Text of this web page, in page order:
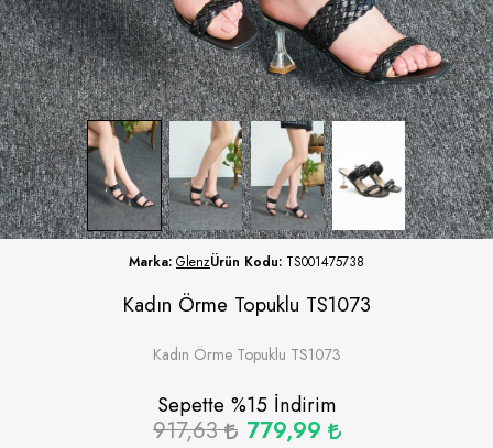
Marka: GlenzÜrün Kodu: TS001475738
Kadın Örme Topuklu TS1073
Kadın Örme Topuklu TS1073
Sepette %15İndirim
917,63 779,99